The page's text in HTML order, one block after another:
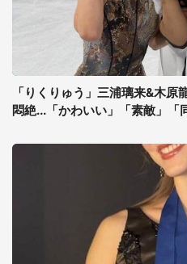
「りくりゅう」三浦璃来&木
悶絶...「かわいい」「素敵」「